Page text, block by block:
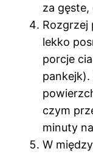
za gęste,
Rozgrzej
lekko
porcje
pankejk).
czym
minuty
W